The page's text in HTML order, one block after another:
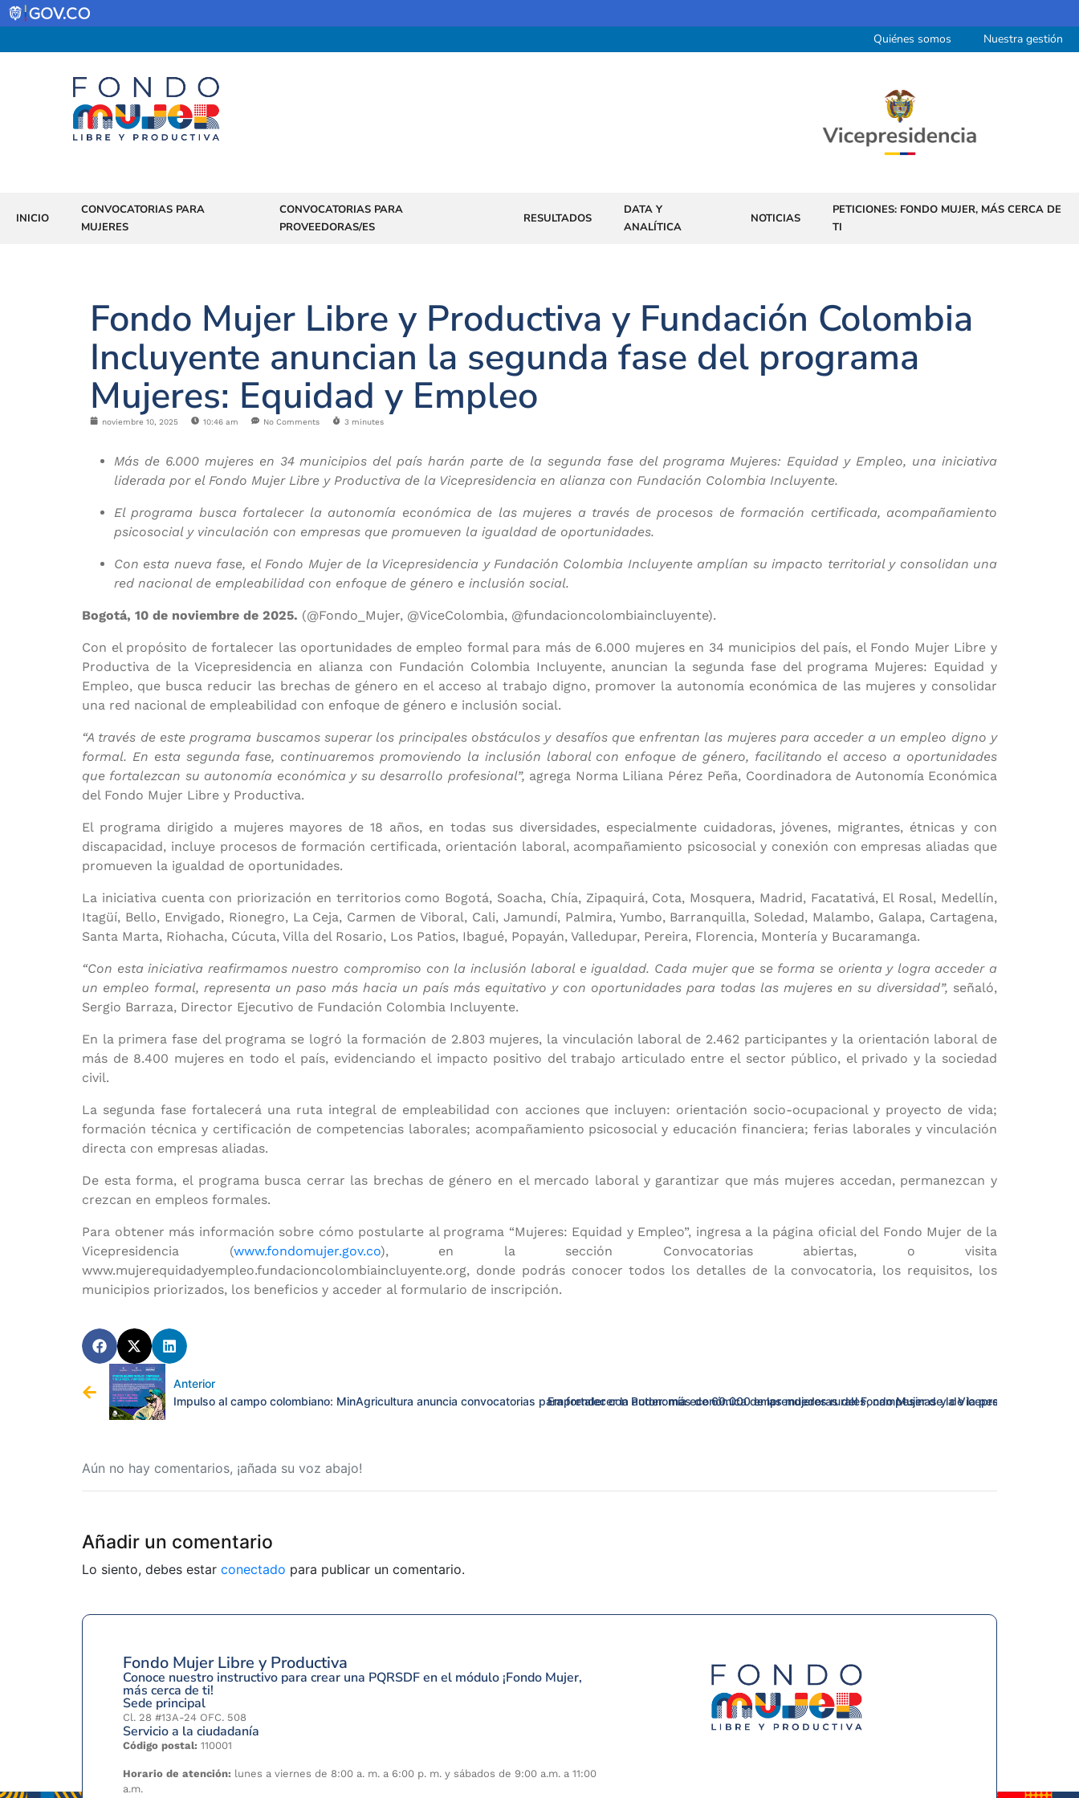
Quiénes somos Nuestra gestión
INICIO
CONVOCATORIAS PARA
MUJERES
CONVOCATORIAS PARA
PROVEEDORAS/ES
RESULTADOS
DATA Y
ANALÍTICA
NOTICIAS
PETICIONES: FONDO MUJER, MÁS CERCA DE
TI
Fondo Mujer Libre y Productiva y Fundación Colombia
Incluyente anuncian la segunda fase del programa
Mujeres: Equidad y Empleo
noviembre 10, 2025 10:46 am No Comments 3 minutes
Más de 6.000 mujeres en 34 municipios del país harán parte de la segunda fase del programa Mujeres: Equidad y Empleo, una iniciativa
liderada por el Fondo Mujer Libre y Productiva de la Vicepresidencia en alianza con Fundación Colombia Incluyente.
El programa busca fortalecer la autonomía económica de las mujeres a través de procesos de formación certificada, acompañamiento
psicosocial y vinculación con empresas que promueven la igualdad de oportunidades.
Con esta nueva fase, el Fondo Mujer de la Vicepresidencia y Fundación Colombia Incluyente amplían su impacto territorial y consolidan una
red nacional de empleabilidad con enfoque de género e inclusión social.
Bogotá, 10 de noviembre de 2025. (@Fondo_Mujer, @ViceColombia, @fundacioncolombiaincluyente).
Con el propósito de fortalecer las oportunidades de empleo formal para más de 6.000 mujeres en 34 municipios del país, el Fondo Mujer Libre y
Productiva de la Vicepresidencia en alianza con Fundación Colombia Incluyente, anuncian la segunda fase del programa Mujeres: Equidad y
Empleo, que busca reducir las brechas de género en el acceso al trabajo digno, promover la autonomía económica de las mujeres y consolidar
una red nacional de empleabilidad con enfoque de género e inclusión social.
“A través de este programa buscamos superar los principales obstáculos y desafíos que enfrentan las mujeres para acceder a un empleo digno y
formal. En esta segunda fase, continuaremos promoviendo la inclusión laboral con enfoque de género, facilitando el acceso a oportunidades
que fortalezcan su autonomía económica y su desarrollo profesional”, agrega Norma Liliana Pérez Peña, Coordinadora de Autonomía Económica
del Fondo Mujer Libre y Productiva.
El programa dirigido a mujeres mayores de 18 años, en todas sus diversidades, especialmente cuidadoras, jóvenes, migrantes, étnicas y con
discapacidad, incluye procesos de formación certificada, orientación laboral, acompañamiento psicosocial y conexión con empresas aliadas que
promueven la igualdad de oportunidades.
La iniciativa cuenta con priorización en territorios como Bogotá, Soacha, Chía, Zipaquirá, Cota, Mosquera, Madrid, Facatativá, El Rosal, Medellín,
Itagüí, Bello, Envigado, Rionegro, La Ceja, Carmen de Viboral, Cali, Jamundí, Palmira, Yumbo, Barranquilla, Soledad, Malambo, Galapa, Cartagena,
Santa Marta, Riohacha, Cúcuta, Villa del Rosario, Los Patios, Ibagué, Popayán, Valledupar, Pereira, Florencia, Montería y Bucaramanga.
“Con esta iniciativa reafirmamos nuestro compromiso con la inclusión laboral e igualdad. Cada mujer que se forma se orienta y logra acceder a
un empleo formal, representa un paso más hacia un país más equitativo y con oportunidades para todas las mujeres en su diversidad”, señaló,
Sergio Barraza, Director Ejecutivo de Fundación Colombia Incluyente.
En la primera fase del programa se logró la formación de 2.803 mujeres, la vinculación laboral de 2.462 participantes y la orientación laboral de
más de 8.400 mujeres en todo el país, evidenciando el impacto positivo del trabajo articulado entre el sector público, el privado y la sociedad
civil.
La segunda fase fortalecerá una ruta integral de empleabilidad con acciones que incluyen: orientación socio-ocupacional y proyecto de vida;
formación técnica y certificación de competencias laborales; acompañamiento psicosocial y educación financiera; ferias laborales y vinculación
directa con empresas aliadas.
De esta forma, el programa busca cerrar las brechas de género en el mercado laboral y garantizar que más mujeres accedan, permanezcan y
crezcan en empleos formales.
Para obtener más información sobre cómo postularte al programa “Mujeres: Equidad y Empleo”, ingresa a la página oficial del Fondo Mujer de la
Vicepresidencia (www.fondomujer.gov.co), en la sección Convocatorias abiertas, o visita
www.mujerequidadyempleo.fundacioncolombiaincluyente.org, donde podrás conocer todos los detalles de la convocatoria, los requisitos, los
municipios priorizados, los beneficios y acceder al formulario de inscripción.
Anterior
Impulso al campo colombiano: MinAgricultura anuncia convocatorias para fortalecer la autonomía económica de las mujeres rurales, campesinas y de la pesca.
Emprender con Poder: más de 60.000 emprendedoras del Fondo Mujer de la Vicepresidencia
Aún no hay comentarios, ¡añada su voz abajo!
Añadir un comentario
Lo siento, debes estar conectado para publicar un comentario.
Fondo Mujer Libre y Productiva
Conoce nuestro instructivo para crear una PQRSDF en el módulo ¡Fondo Mujer,
más cerca de ti!
Sede principal
Cl. 28 #13A-24 OFC. 508
Servicio a la ciudadanía
Código postal: 110001
Horario de atención: lunes a viernes de 8:00 a. m. a 6:00 p. m. y sábados de 9:00 a.m. a 11:00
a.m.
×
Canales de servicio
Peticiones, Quejas,
Reclamos, Sugerencias,
(PQRSDF)
Whatsapp:
300 9163936
Facebook:
Fondo Mujer Libre y
Productiva
LinkedIn:
Fondo Mujer
Youtube:
Fondo Mujer